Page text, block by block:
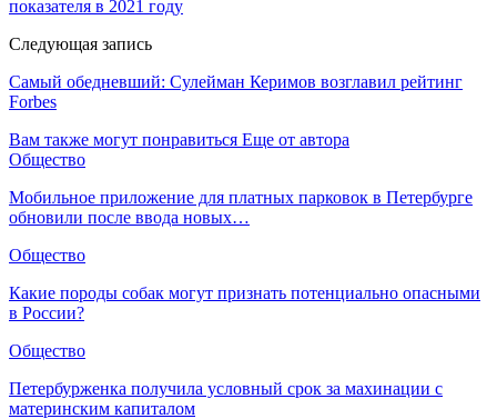
показателя в 2021 году
Следующая запись
Самый обедневший: Сулейман Керимов возглавил рейтинг
Forbes
Вам также могут понравиться Еще от автора
Общество
Мобильное приложение для платных парковок в Петербурге
обновили после ввода новых…
Общество
Какие породы собак могут признать потенциально опасными
в России?
Общество
Петербурженка получила условный срок за махинации с
материнским капиталом